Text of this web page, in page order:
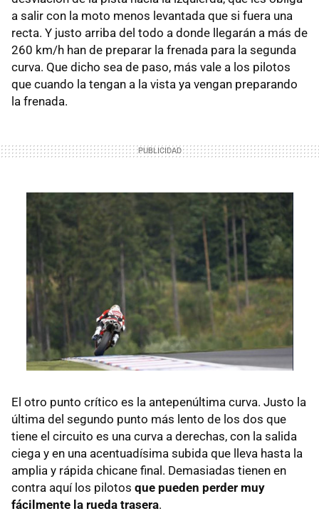
a salir con la moto menos levantada que si fuera una
recta. Y justo arriba del todo a donde llegarán a más de
260 km/h han de preparar la frenada para la segunda
curva. Que dicho sea de paso, más vale a los pilotos
que cuando la tengan a la vista ya vengan preparando
la frenada.
El otro punto crítico es la antepenúltima curva. Justo la
última del segundo punto más lento de los dos que
tiene el circuito es una curva a derechas, con la salida
ciega y en una acentuadísima subida que lleva hasta la
amplia y rápida chicane final. Demasiadas tienen en
contra aquí los pilotos que pueden perder muy
fácilmente la rueda trasera.